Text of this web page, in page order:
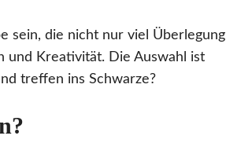
sein, die nicht nur viel Überlegung
und Kreativität. Die Auswahl ist
treffen ins Schwarze?